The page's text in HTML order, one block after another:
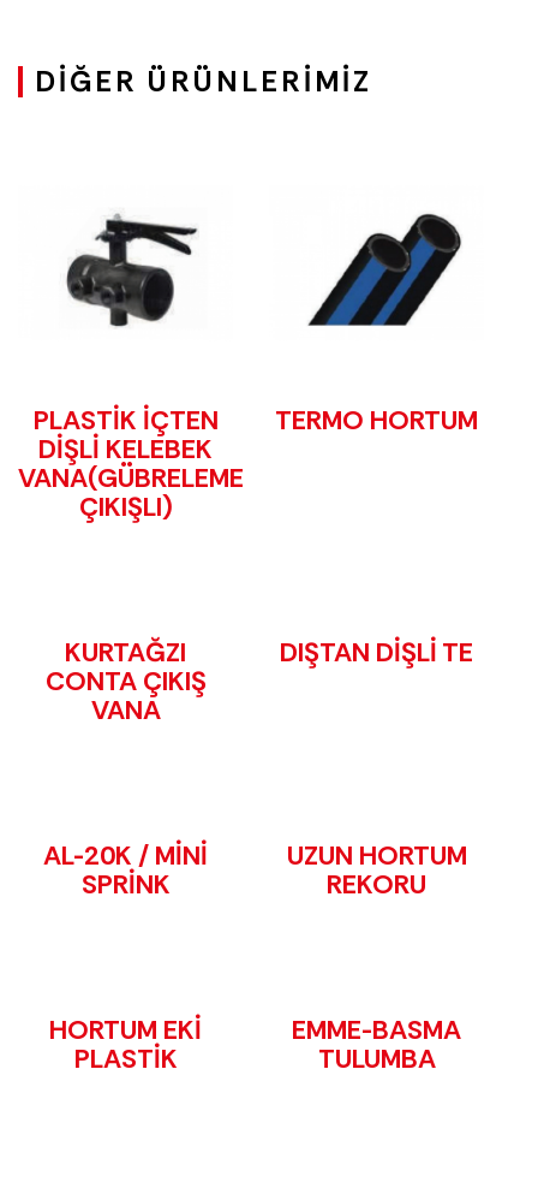
DIĞER ÜRÜNLERIMIZ
PLASTİK İÇTEN
DİŞLİ KELEBEK
VANA(GÜBRELEME
ÇIKIŞLI)
TERMO HORTUM
KURTAĞZI
CONTA ÇIKIŞ
VANA
DIŞTAN DİŞLİ TE
AL-20K / MİNİ
SPRİNK
UZUN HORTUM
REKORU
HORTUM EKİ
PLASTİK
EMME-BASMA
TULUMBA